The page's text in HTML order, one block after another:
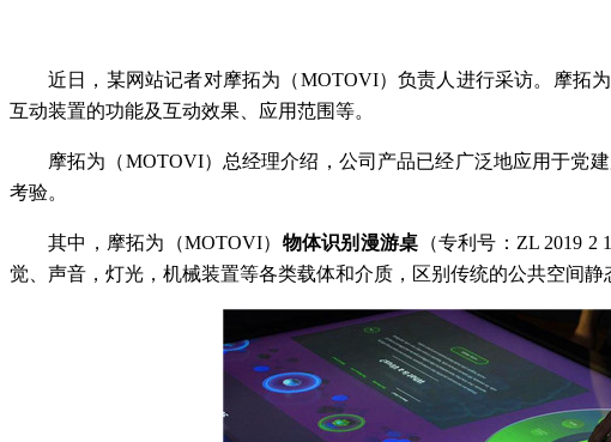
近日，某网站记者对摩拓为（MOTOVI）负责人进行采访。摩拓
互动装置的功能及互动效果、应用范围等。
摩拓为（MOTOVI）总经理介绍，公司产品已经广泛地应用于党
考验。
其中，摩拓为（MOTOVI） 物体识别漫游桌 （专利号：ZL 2019
觉、声音，灯光，机械装置等各类载体和介质，区别传统的公共空间